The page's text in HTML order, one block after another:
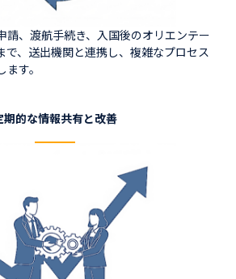
請、渡航手続き、入国後のオリエンテー
で、送出機関と連携し、複雑なプロセス
す。
期的な情報共有と改善